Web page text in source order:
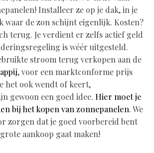
Installeer ze op je dak, in je
waar de zon schijnt eigenlijk. Kosten?
terug. Je verdient er zelfs actief geld
is wéér uitgesteld.
stroom terug verkopen aan de
, voor een marktconforme prijs
het ook wendt of keert,
gewoon een goed idee. Hier moet je
bij het kopen van zonnepanelen. We
zorgen dat je goed voorbereid bent
aankoop gaat maken!